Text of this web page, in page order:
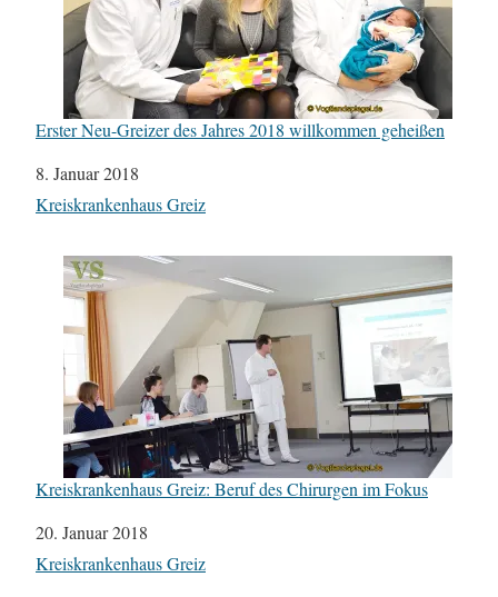
Erster Neu-Greizer des Jahres 2018 willkommen geheißen
Datum
8. Januar 2018
In Bezug auf
Kreiskrankenhaus Greiz
Kreiskrankenhaus Greiz: Beruf des Chirurgen im Fokus
Datum
20. Januar 2018
In Bezug auf
Kreiskrankenhaus Greiz